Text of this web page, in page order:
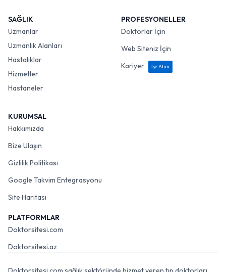
SAĞLIK
Uzmanlar
Uzmanlık Alanları
Hastalıklar
Hizmetler
Hastaneler
PROFESYONELLER
Doktorlar İçin
Web Siteniz İçin
Kariyer
İşe Alım
KURUMSAL
Hakkımızda
Bize Ulaşın
Gizlilik Politikası
Google Takvim Entegrasyonu
Site Haritası
PLATFORMLAR
Doktorsitesi.com
Doktorsitesi.az